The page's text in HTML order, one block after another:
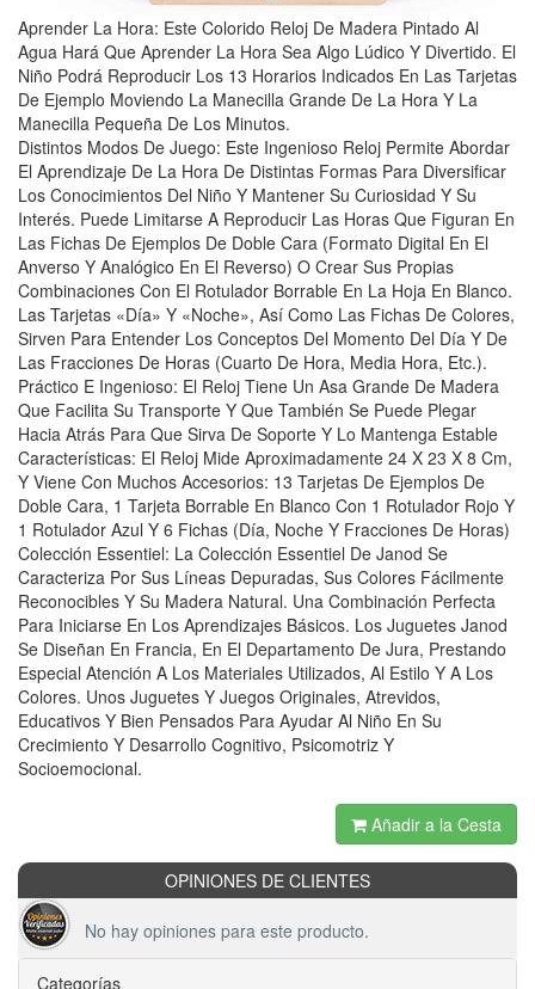
Aprender La Hora: Este Colorido Reloj De Madera Pintado Al
Agua Hará Que Aprender La Hora Sea Algo Lúdico Y Divertido. El
Niño Podrá Reproducir Los 13 Horarios Indicados En Las Tarjetas
De Ejemplo Moviendo La Manecilla Grande De La Hora Y La
Manecilla Pequeña De Los Minutos.
Distintos Modos De Juego: Este Ingenioso Reloj Permite Abordar
El Aprendizaje De La Hora De Distintas Formas Para Diversificar
Los Conocimientos Del Niño Y Mantener Su Curiosidad Y Su
Interés. Puede Limitarse A Reproducir Las Horas Que Figuran En
Las Fichas De Ejemplos De Doble Cara (Formato Digital En El
Anverso Y Analógico En El Reverso) O Crear Sus Propias
Combinaciones Con El Rotulador Borrable En La Hoja En Blanco.
Las Tarjetas «Día» Y «Noche», Así Como Las Fichas De Colores,
Sirven Para Entender Los Conceptos Del Momento Del Día Y De
Las Fracciones De Horas (Cuarto De Hora, Media Hora, Etc.).
Práctico E Ingenioso: El Reloj Tiene Un Asa Grande De Madera
Que Facilita Su Transporte Y Que También Se Puede Plegar
Hacia Atrás Para Que Sirva De Soporte Y Lo Mantenga Estable
Características: El Reloj Mide Aproximadamente 24 X 23 X 8 Cm,
Y Viene Con Muchos Accesorios: 13 Tarjetas De Ejemplos De
Doble Cara, 1 Tarjeta Borrable En Blanco Con 1 Rotulador Rojo Y
1 Rotulador Azul Y 6 Fichas (Día, Noche Y Fracciones De Horas)
Colección Essentiel: La Colección Essentiel De Janod Se
Caracteriza Por Sus Líneas Depuradas, Sus Colores Fácilmente
Reconocibles Y Su Madera Natural. Una Combinación Perfecta
Para Iniciarse En Los Aprendizajes Básicos. Los Juguetes Janod
Se Diseñan En Francia, En El Departamento De Jura, Prestando
Especial Atención A Los Materiales Utilizados, Al Estilo Y A Los
Colores. Unos Juguetes Y Juegos Originales, Atrevidos,
Educativos Y Bien Pensados Para Ayudar Al Niño En Su
Crecimiento Y Desarrollo Cognitivo, Psicomotriz Y
Socioemocional.
Añadir a la Cesta
OPINIONES DE CLIENTES
No hay opiniones para este producto.
Categorías